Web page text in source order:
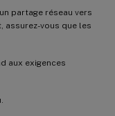
partage réseau vers
assurez-vous que les
aux exigences